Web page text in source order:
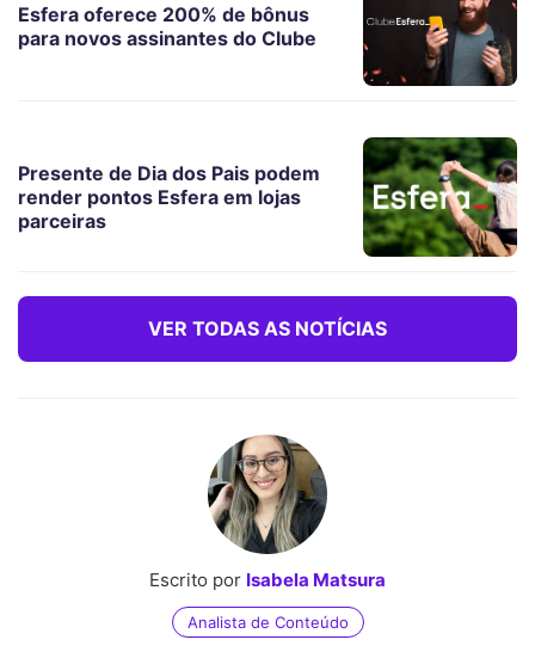
Esfera oferece 200% de bônus
para novos assinantes do Clube
Presente de Dia dos Pais podem
render pontos Esfera em lojas
parceiras
VER TODAS AS NOTÍCIAS
Escrito por Isabela Matsura
Analista de Conteúdo